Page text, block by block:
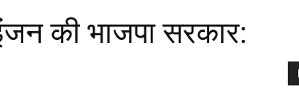
की भाजपा सरकार: